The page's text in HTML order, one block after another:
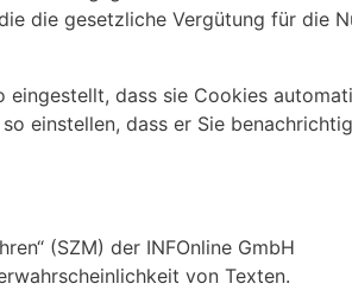
die gesetzliche Vergütung für die
eingestellt, dass sie Cookies
einstellen, dass er Sie
(SZM) der INFOnline GmbH
von Texten.